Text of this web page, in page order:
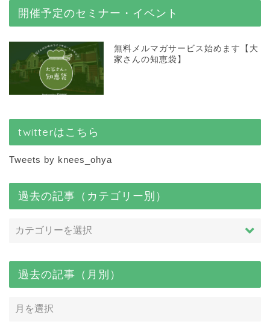
開催予定のセミナー・イベント
無料メルマガサービス始めます【大
家さんの知恵袋】
twitterはこちら
Tweets by knees_ohya
過去の記事（カテゴリー別）
過去の記事（月別）